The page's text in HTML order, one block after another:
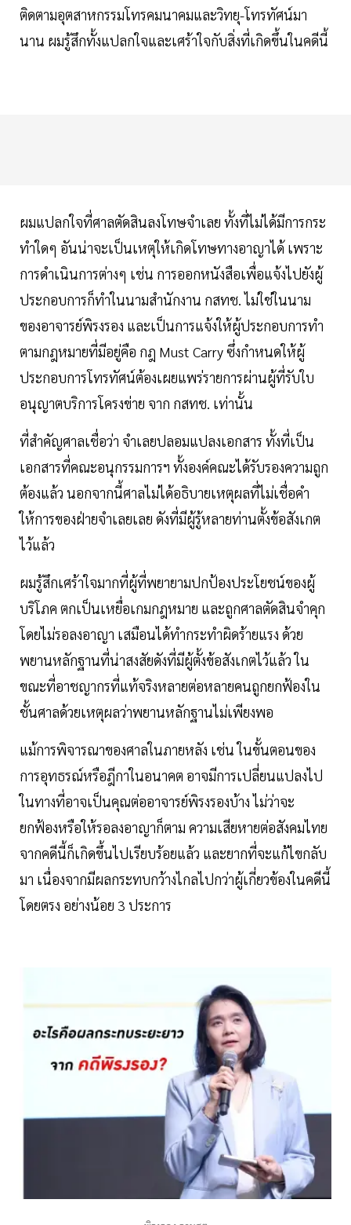
ติดตามอุตสาหกรรมโทรคมนาคมและวิทยุ-โทรทัศน์มา
นาน ผมรู้สึกทั้งแปลกใจและเศร้าใจกับสิ่งที่เกิดขึ้นในคดีนี้
ผมแปลกใจที่ศาลตัดสินลงโทษจำเลย ทั้งที่ไม่ได้มีการกระ
ทำใดๆ อันน่าจะเป็นเหตุให้เกิดโทษทางอาญาได้ เพราะ
การดำเนินการต่างๆ เช่น การออกหนังสือเพื่อแจ้งไปยังผู้
ประกอบการก็ทำในนามสำนักงาน กสทช. ไม่ใช่ในนาม
ของอาจารย์พิรงรอง และเป็นการแจ้งให้ผู้ประกอบการทำ
ตามกฎหมายที่มีอยู่คือ กฎ Must Carry ซึ่งกำหนดให้ผู้
ประกอบการโทรทัศน์ต้องเผยแพร่รายการผ่านผู้ที่รับใบ
อนุญาตบริการโครงข่าย จาก กสทช. เท่านั้น
ที่สำคัญศาลเชื่อว่า จำเลยปลอมแปลงเอกสาร ทั้งที่เป็น
เอกสารที่คณะอนุกรรมการฯ ทั้งองค์คณะได้รับรองความถูก
ต้องแล้ว นอกจากนี้ศาลไม่ได้อธิบายเหตุผลที่ไม่เชื่อคำ
ให้การของฝ่ายจำเลยเลย ดังที่มีผู้รู้หลายท่านตั้งข้อสังเกต
ไว้แล้ว
ผมรู้สึกเศร้าใจมากที่ผู้ที่พยายามปกป้องประโยชน์ของผู้
บริโภค ตกเป็นเหยื่อเกมกฎหมาย และถูกศาลตัดสินจำคุก
โดยไม่รอลงอาญา เสมือนได้ทำกระทำผิดร้ายแรง ด้วย
พยานหลักฐานที่น่าสงสัยดังที่มีผู้ตั้งข้อสังเกตไว้แล้ว ใน
ขณะที่อาชญากรที่แท้จริงหลายต่อหลายคนถูกยกฟ้องใน
ชั้นศาลด้วยเหตุผลว่าพยานหลักฐานไม่เพียงพอ
แม้การพิจารณาของศาลในภายหลัง เช่น ในขั้นตอนของ
การอุทธรณ์หรือฎีกาในอนาคต อาจมีการเปลี่ยนแปลงไป
ในทางที่อาจเป็นคุณต่ออาจารย์พิรงรองบ้าง ไม่ว่าจะ
ยกฟ้องหรือให้รอลงอาญาก็ตาม ความเสียหายต่อสังคมไทย
จากคดีนี้ก็เกิดขึ้นไปเรียบร้อยแล้ว และยากที่จะแก้ไขกลับ
มา เนื่องจากมีผลกระทบกว้างไกลไปกว่าผู้เกี่ยวข้องในคดีนี้
โดยตรง อย่างน้อย 3 ประการ